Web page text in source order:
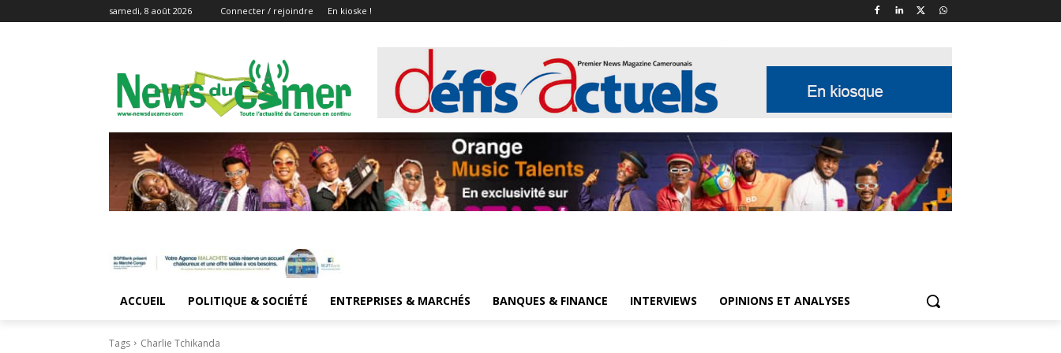
samedi, 8 août 2026 Connecter / rejoindre En kioske !
ACCUEIL POLITIQUE & SOCIÉTÉ ENTREPRISES & MARCHÉS BANQUES & FINANCE INTERVIEWS OPINIONS ET ANALYSES
Tags Charlie Tchikanda